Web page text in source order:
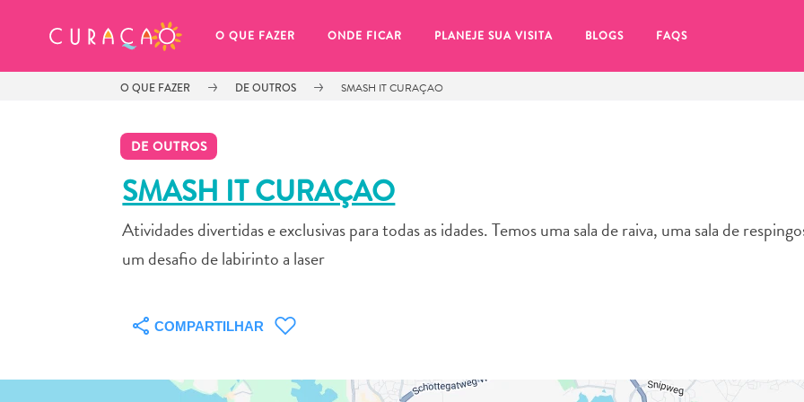
O QUE FAZER ONDE FICAR PLANEJE SUA VISITA BLOGS FAQS
O QUE FAZER DE OUTROS SMASH IT CURAÇAO
DE OUTROS
SMASH IT CURAÇAO
Atividades divertidas e exclusivas para todas as idades. Temos uma sala de raiva, uma sala de
um desafio de labirinto a laser
COMPARTILHAR
MEUS FAVORITOS
Você ainda não salvou nenhum